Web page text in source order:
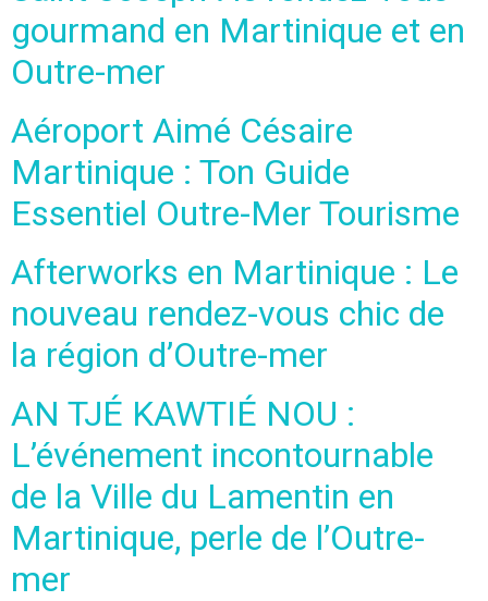
gourmand en Martinique et en
Outre-mer
Aéroport Aimé Césaire
Martinique : Ton Guide
Essentiel Outre-Mer Tourisme
Afterworks en Martinique : Le
nouveau rendez-vous chic de
la région d’Outre-mer
AN TJÉ KAWTIÉ NOU :
L’événement incontournable
de la Ville du Lamentin en
Martinique, perle de l’Outre-
mer